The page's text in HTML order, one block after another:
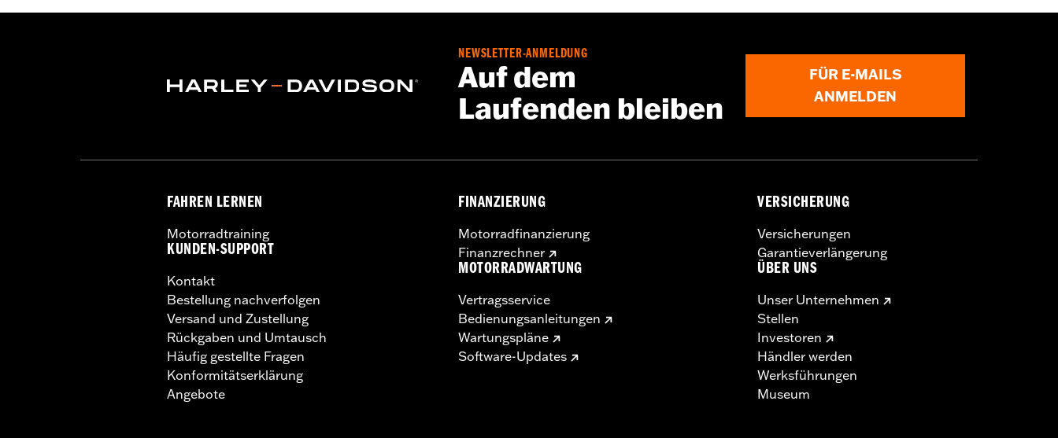
GARANTIE:,,,,,,,,,,,,,,,,,,,,,,,,,,,,,,,,,,,,,,,,,,,,,,,,,,,,,,,,,,,,
NEWSLETTER-ANMELDUNG
Auf dem
Laufenden bleiben
FÜR E-MAILS
ANMELDEN
FAHREN LERNEN
Motorradtraining
KUNDEN-SUPPORT
Kontakt
Bestellung nachverfolgen
Versand und Zustellung
Rückgaben und Umtausch
Häufig gestellte Fragen
Konformitätserklärung
Angebote
FINANZIERUNG
Motorradfinanzierung
Finanzrechner
MOTORRADWARTUNG
Vertragsservice
Bedienungsanleitungen
Wartungspläne
Software-Updates
VERSICHERUNG
Versicherungen
Garantieverlängerung
ÜBER UNS
Unser Unternehmen
Stellen
Investoren
Händler werden
Werksführungen
Museum